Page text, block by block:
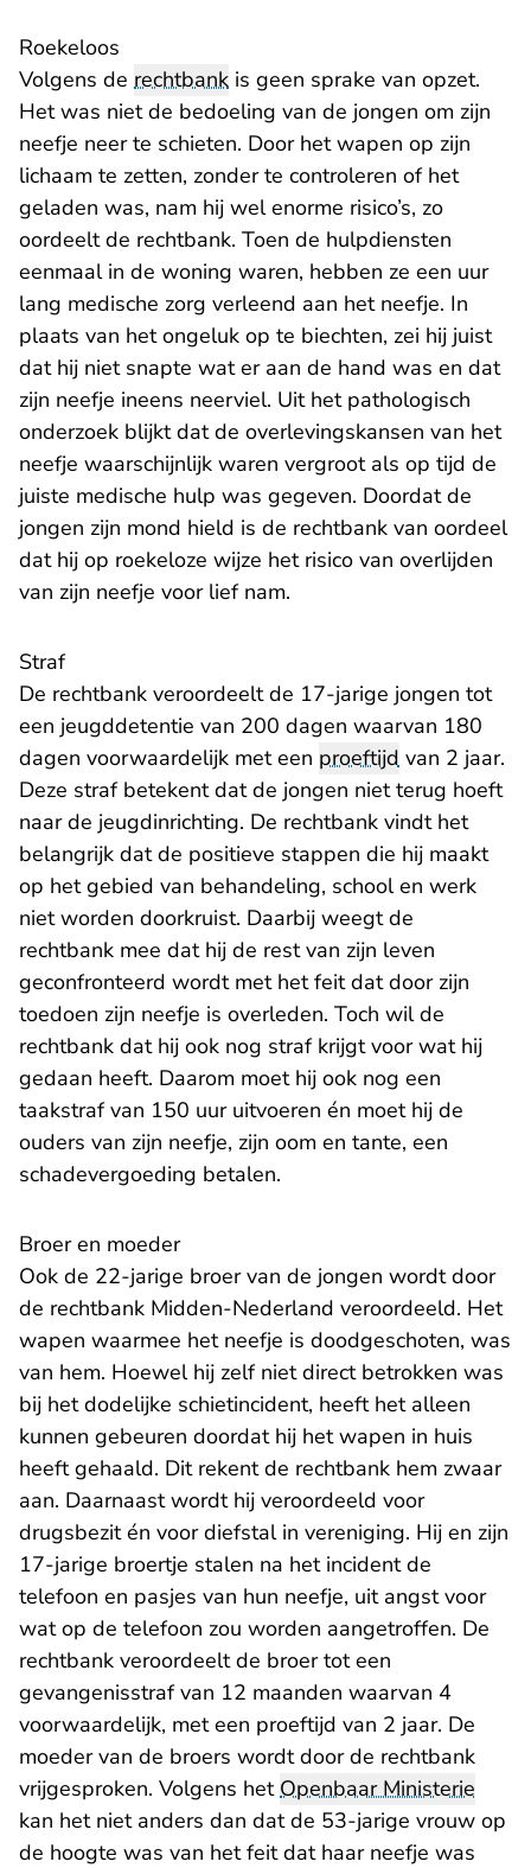
Roekeloos
Volgens de rechtbank is geen sprake van opzet.
Het was niet de bedoeling van de jongen om zijn
neefje neer te schieten. Door het wapen op zijn
lichaam te zetten, zonder te controleren of het
geladen was, nam hij wel enorme risico’s, zo
oordeelt de rechtbank. Toen de hulpdiensten
eenmaal in de woning waren, hebben ze een uur
lang medische zorg verleend aan het neefje. In
plaats van het ongeluk op te biechten, zei hij juist
dat hij niet snapte wat er aan de hand was en dat
zijn neefje ineens neerviel. Uit het pathologisch
onderzoek blijkt dat de overlevingskansen van het
neefje waarschijnlijk waren vergroot als op tijd de
juiste medische hulp was gegeven. Doordat de
jongen zijn mond hield is de rechtbank van oordeel
dat hij op roekeloze wijze het risico van overlijden
van zijn neefje voor lief nam.
Straf
De rechtbank veroordeelt de 17-jarige jongen tot
een jeugddetentie van 200 dagen waarvan 180
dagen voorwaardelijk met een proeftijd van 2 jaar.
Deze straf betekent dat de jongen niet terug hoeft
naar de jeugdinrichting. De rechtbank vindt het
belangrijk dat de positieve stappen die hij maakt
op het gebied van behandeling, school en werk
niet worden doorkruist. Daarbij weegt de
rechtbank mee dat hij de rest van zijn leven
geconfronteerd wordt met het feit dat door zijn
toedoen zijn neefje is overleden. Toch wil de
rechtbank dat hij ook nog straf krijgt voor wat hij
gedaan heeft. Daarom moet hij ook nog een
taakstraf van 150 uur uitvoeren én moet hij de
ouders van zijn neefje, zijn oom en tante, een
schadevergoeding betalen.
Broer en moeder
Ook de 22-jarige broer van de jongen wordt door
de rechtbank Midden-Nederland veroordeeld. Het
wapen waarmee het neefje is doodgeschoten, was
van hem. Hoewel hij zelf niet direct betrokken was
bij het dodelijke schietincident, heeft het alleen
kunnen gebeuren doordat hij het wapen in huis
heeft gehaald. Dit rekent de rechtbank hem zwaar
aan. Daarnaast wordt hij veroordeeld voor
drugsbezit én voor diefstal in vereniging. Hij en zijn
17-jarige broertje stalen na het incident de
telefoon en pasjes van hun neefje, uit angst voor
wat op de telefoon zou worden aangetroffen. De
rechtbank veroordeelt de broer tot een
gevangenisstraf van 12 maanden waarvan 4
voorwaardelijk, met een proeftijd van 2 jaar. De
moeder van de broers wordt door de rechtbank
vrijgesproken. Volgens hetOpenbaar Ministerie
kan het niet anders dan dat de 53-jarige vrouw op
de hoogte was van het feit dat haar neefje was